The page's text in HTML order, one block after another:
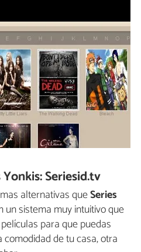
Seriesid.tv
alternativas queSeries
un sistema muy intuitivo que
para que puedas
de tu casa, otra